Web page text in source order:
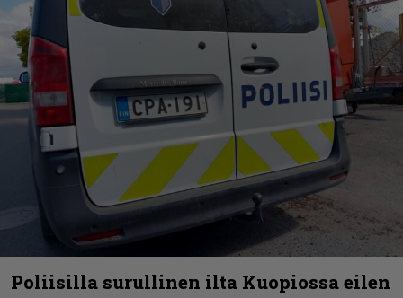
Poliisilla surullinen ilta Kuopiossa eilen